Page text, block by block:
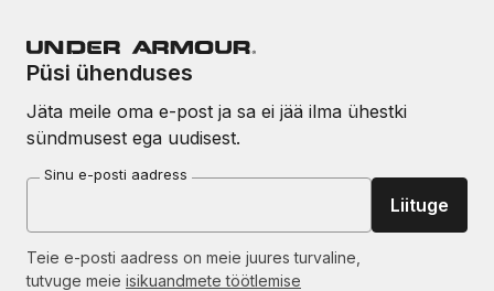
Püsi ühenduses
Jäta meile oma e-post ja sa ei jää ilma ühestki
sündmusest ega uudisest.
Sinu e-posti aadress
Liituge
Teie e-posti aadress on meie juures turvaline,
tutvuge meie isikuandmete töötlemise